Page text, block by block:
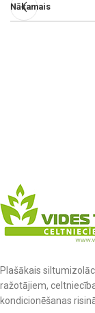
Nākamais
Plašākais
ražotājiem,
kondicionēšanas